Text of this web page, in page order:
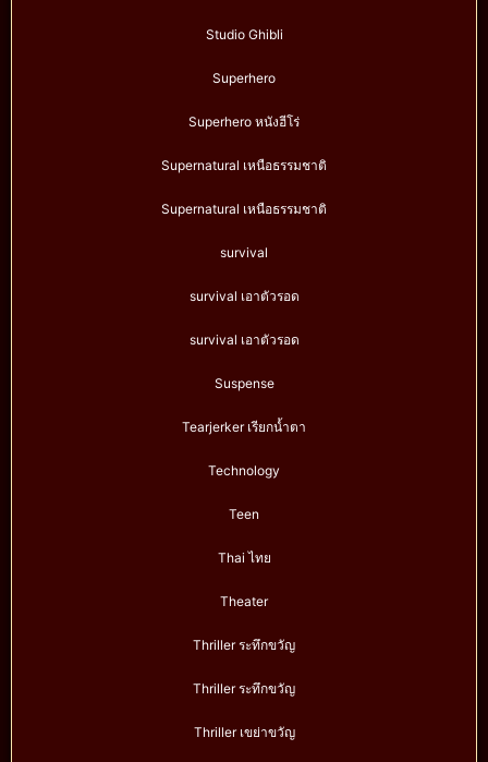
Studio Ghibli
Superhero
Superhero หนังฮีโร่
Supernatural เหนือธรรมชาติ
Supernatural เหนือธรรมชาติ
survival
survival เอาตัวรอด
survival เอาตัวรอด
Suspense
Tearjerker เรียกน้ำตา
Technology
Teen
Thai ไทย
Theater
Thriller ระทึกขวัญ
Thriller ระทึกขวัญ
Thriller เขย่าขวัญ